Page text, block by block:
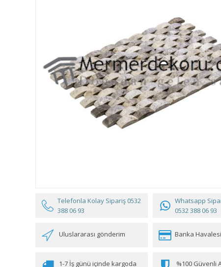
Telefonla Kolay Sipariş 0532
388 06 93
Whatsapp
0532 388 06 93
Uluslararası gönderim Banka Havalesi
1-7 İş günü içinde kargoda %100 Güvenli